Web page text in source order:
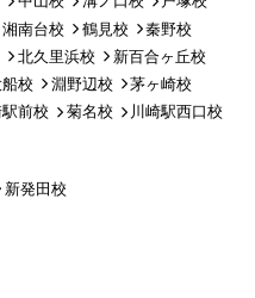
湘南台校 鶴見校
秦野校
北久里浜校
新百合ヶ丘校
船校 淵野辺校
茅ヶ崎校
駅前校 菊名校 川崎駅西口校
新発田校